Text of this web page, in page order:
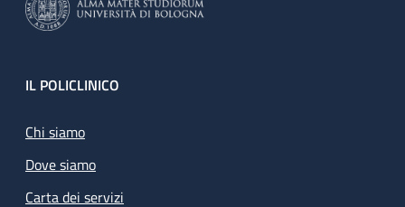
Footer
IL POLICLINICO
Chi siamo
Dove siamo
Carta dei servizi